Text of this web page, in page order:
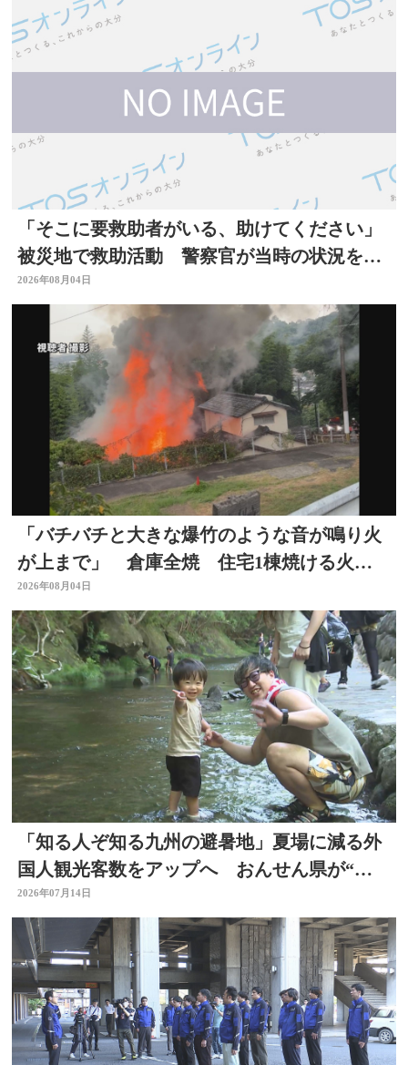
「そこに要救助者がいる、助けてください」
被災地で救助活動 警察官が当時の状況を語
る 大分
2026年08月04日
「バチバチと大きな爆竹のような音が鳴り火
が上まで」 倉庫全焼 住宅1棟焼ける火
事 大分
2026年08月04日
「知る人ぞ知る九州の避暑地」夏場に減る外
国人観光客数をアップへ おんせん県が“涼
しい大分”に
2026年07月14日